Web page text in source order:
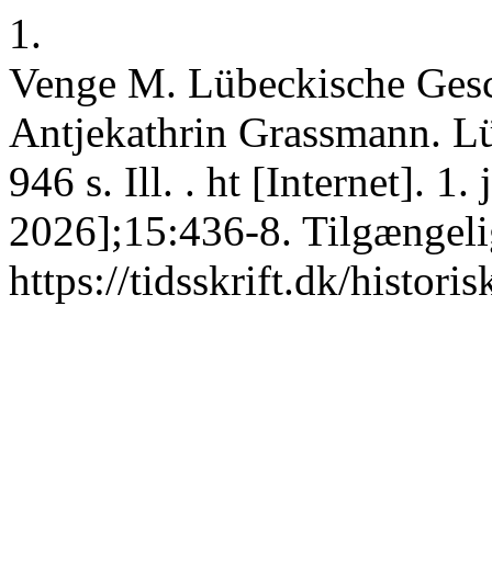
1.
Venge M. Lübeckische
Antjekathrin Grassmann.
946 s. Ill. . ht [Internet]. 1.
2026];15:436-8.
https://tidsskrift.dk/